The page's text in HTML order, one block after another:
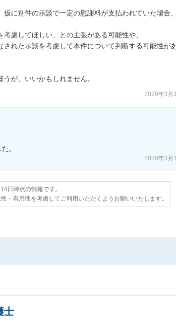
に別件の示談で一定の慰謝料が支払われていた場合、
慮してほしい、との主張がある可能性や、
れた示談を考慮して本件について判断する可能性があ
が、いいかもしれません。
2020年3月
。
2020年3月
日時点の情報です。
・有用性を考慮してご利用いただくようお願いいたします。
士